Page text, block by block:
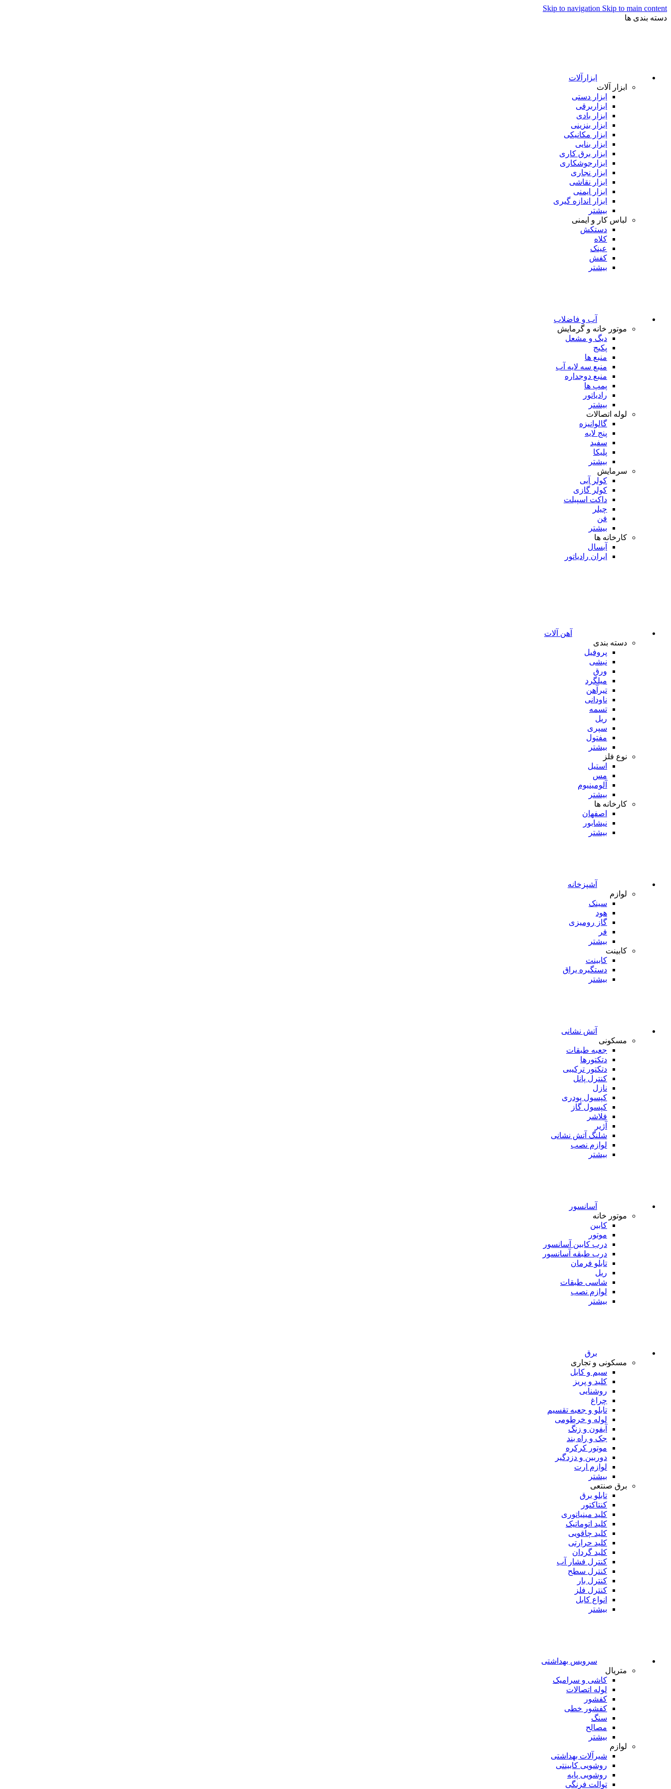
Skip to navigation Skip to main content
دسته بندی ها
ابزارآلات
ابزار آلات
ابزار دستی
ابزاربرقی
ابزار بادی
ابزار بنزینی
ابزار مکانیکی
ابزار بنایی
ابزار برق کاری
ابزارجوشکاری
ابزار نجاری
ابزار نقاشی
ابزار ایمنی
ابزار اندازه گیری
بیشتر
لباس کار و ایمنی
دستکش
کلاه
عینک
کفش
بیشتر
آب و فاضلاب
موتور خانه و گرمایش
دیگ و مشعل
پکیج
منبع ها
منبع سه لایه آب
منبع دوجداره
پمپ ها
رادیاتور
بیشتر
لوله اتصالات
گالوانیزه
پنج لایه
سفید
پلیکا
بیشتر
سرمایش
کولر آبی
کولر گازی
داکت اسپیلت
چیلر
فن
بیشتر
کارخانه ها
آبسال
ایران رادیاتور
آهن آلات
دسته بندی
پروفیل
نبشی
ورق
میلگرد
تیرآهن
ناودانی
تسمه
ریل
سپری
مفتول
بیشتر
نوع فلز
استیل
مس
آلومینیوم
بیشتر
کارخانه ها
اصفهان
نیشابور
بیشتر
آشپزخانه
لوازم
سینک
هود
گاز رومیزی
فر
بیشتر
کابینت
کابینت
دستگیره یراق
بیشتر
آتش نشانی
مسکونی
جعبه طبقات
دتکتورها
دتکتور ترکیبی
کنترل پانل
نازل
کپسول پودری
کپسول گاز
فلاشر
آژیر
شلنگ آتش نشانی
لوازم نصب
بیشتر
آسانسور
موتور خانه
کابین
موتور
درب کابین آسانسور
درب طبقه آسانسور
تابلو فرمان
ریل
شاسی طبقات
لوازم نصب
بیشتر
برق
مسکونی و تجاری
سیم و کابل
کلید و پریز
روشنایی
چراغ
تابلو و جعبه تقسیم
لوله و خرطومی
آیفون و زنگ
جک و راه بند
موتور کرکره
دوربین و دزدگیر
لوازم ارت
بیشتر
برق صنتعی
تابلو برق
کنتاکتور
کلید مینیاتوری
کلید اتوماتیک
کلید چاقویی
کلید حرارتی
کلید گردان
کنترل فشار آب
کنترل سطح
کنترل بار
کنترل فلز
انواع کابل
بیشتر
سرویس بهداشتی
متریال
کاشی و سرامیک
لوله اتصالات
کفشور
کفشور خطی
سنگ
مصالح
بیشتر
لوازم
شیرآلات بهداشتی
روشویی کابینتی
روشویی پایه
توالت فرنگی